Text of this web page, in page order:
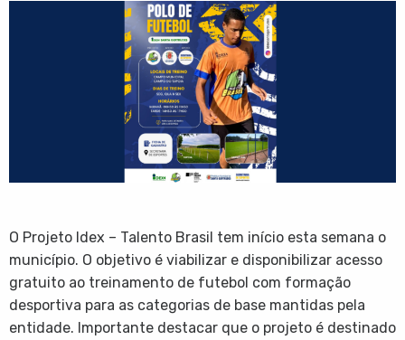
O Projeto Idex – Talento Brasil tem início esta semana o
município. O objetivo é viabilizar e disponibilizar acesso
gratuito ao treinamento de futebol com formação
desportiva para as categorias de base mantidas pela
entidade. Importante destacar que o projeto é destinado